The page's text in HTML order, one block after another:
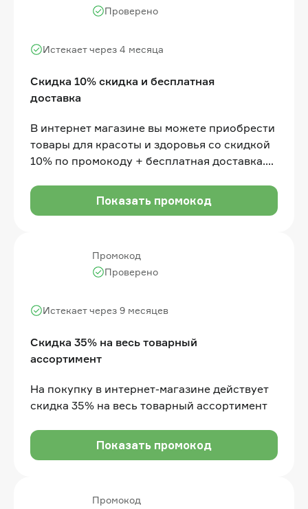
Скидка 10% скидка и бесплатная
доставка
Истекает через 4 месяца
Проверено
В интернет магазине вы можете приобрести
товары для красоты и здоровья со скидкой
10% по промокоду + бесплатная доставка.
Показать промокод
Промокод
Скидка 35% на весь товарный
ассортимент
Истекает через 9 месяцев
Проверено
На покупку в интернет-магазине действует
скидка 35% на весь товарный ассортимент
Показать промокод
Промокод